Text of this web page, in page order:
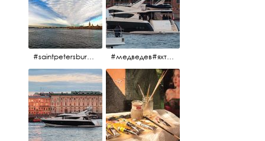
#saintpetersburg #санктпетербург#нева#троицкиймост#питерскоеутро#петропавловскаякрепость #медведев#яхты#алыепаруса2023#белыеночи2013#санктпетербург #яхтафотиния#yacht#yachtphotinia